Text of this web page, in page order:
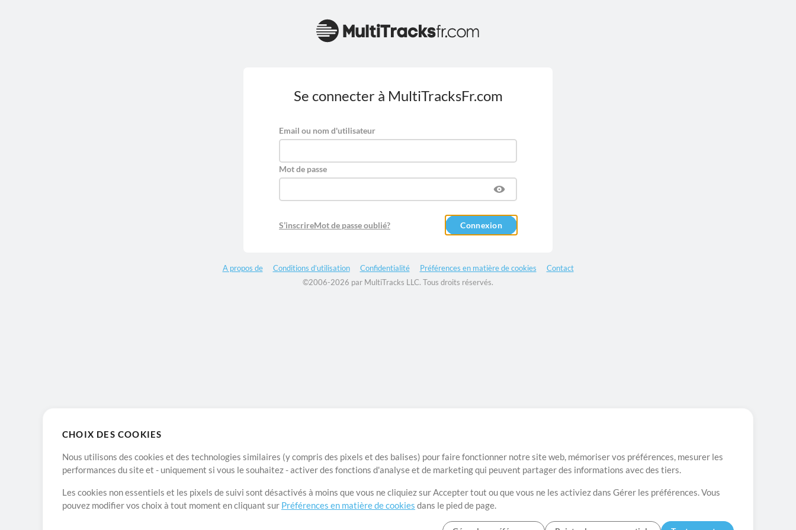
CHOIX DES COOKIES
Nous utilisons des cookies et des technologies similaires (y compris des pixels et des balises) pour faire fonctionner notre site web, mémoriser vos préférences, mesurer les
performances du site et - uniquement si vous le souhaitez - activer des fonctions d'analyse et de marketing qui peuvent partager des informations avec des tiers.
Les cookies non essentiels et les pixels de suivi sont désactivés à moins que vous ne cliquiez sur Accepter tout ou que vous ne les activiez dans Gérer les préférences. Vous
pouvez modifier vos choix à tout moment en cliquant sur Préférences en matière de cookies dans le pied de page.
Se connecter à MultiTracksFr.com
Email ou nom d'utilisateur
Mot de passe
S’inscrireMot de passe oublié? Connexion
A propos de Conditions d’utilisation Confidentialité Préférences en matière de cookies
Contact
©2006-2026 par MultiTracks LLC. Tous droits réservés.